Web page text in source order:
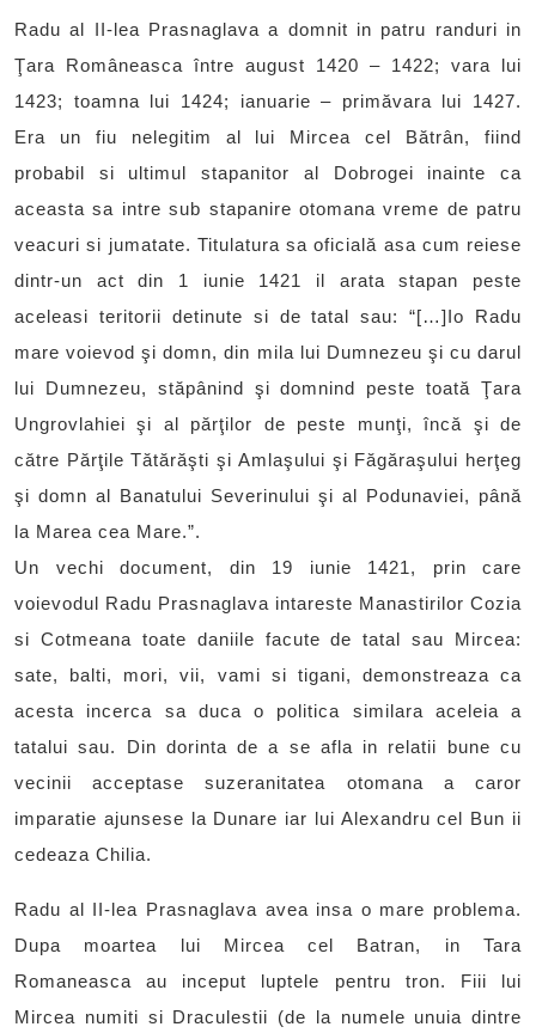
Radu al II-lea Prasnaglava a domnit in patru randuri in
Ţara Româneasca între august 1420 – 1422; vara lui
1423; toamna lui 1424; ianuarie – primăvara lui 1427.
Era un fiu nelegitim al lui Mircea cel Bătrân, fiind
probabil si ultimul stapanitor al Dobrogei inainte ca
aceasta sa intre sub stapanire otomana vreme de patru
veacuri si jumatate. Titulatura sa oficială asa cum reiese
dintr-un act din 1 iunie 1421 il arata stapan peste
aceleasi teritorii detinute si de tatal sau: “[…]Io Radu
mare voievod şi domn, din mila lui Dumnezeu şi cu darul
lui Dumnezeu, stăpânind şi domnind peste toată Ţara
Ungrovlahiei şi al părţilor de peste munţi, încă şi de
către Părţile Tătărăşti şi Amlaşului şi Făgăraşului herţeg
şi domn al Banatului Severinului şi al Podunaviei, până
la Marea cea Mare.”.
Un vechi document, din 19 iunie 1421, prin care
voievodul Radu Prasnaglava intareste Manastirilor Cozia
si Cotmeana toate daniile facute de tatal sau Mircea:
sate, balti, mori, vii, vami si tigani, demonstreaza ca
acesta incerca sa duca o politica similara aceleia a
tatalui sau. Din dorinta de a se afla in relatii bune cu
vecinii acceptase suzeranitatea otomana a caror
imparatie ajunsese la Dunare iar lui Alexandru cel Bun ii
cedeaza Chilia.
Radu al II-lea Prasnaglava avea insa o mare problema.
Dupa moartea lui Mircea cel Batran, in Tara
Romaneasca au inceput luptele pentru tron. Fiii lui
Mircea numiti si Draculestii (de la numele unuia dintre